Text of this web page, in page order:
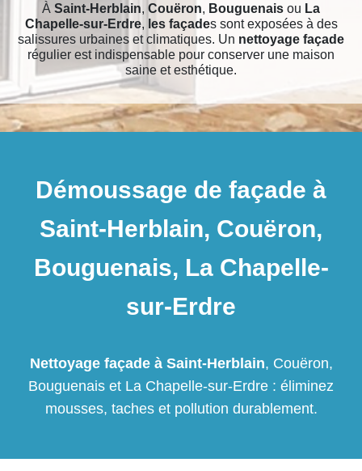
À Saint-Herblain, Couëron, Bouguenais ou La
Chapelle-sur-Erdre, les façades sont exposées à des
salissures urbaines et climatiques. Un nettoyage façade
régulier est indispensable pour conserver une maison
saine et esthétique.
Démoussage de façade à
Saint-Herblain, Couëron,
Bouguenais, La Chapelle-
sur-Erdre
Nettoyage façade à Saint-Herblain, Couëron,
Bouguenais et La Chapelle-sur-Erdre : éliminez
mousses, taches et pollution durablement.